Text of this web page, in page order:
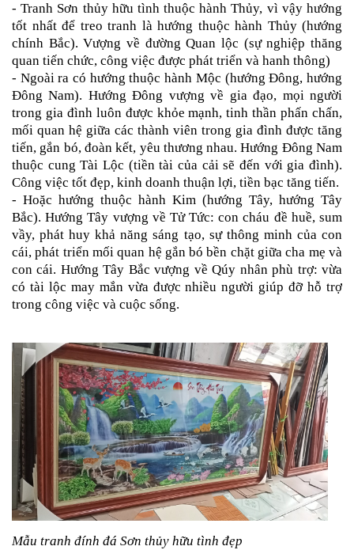
-Tranh Sơn thủy hữu tìnhthuộc hành Thủy, vì vậy hướng
tốt nhất để treo tranh là hướng thuộc hành Thủy (hướng
chính Bắc). Vượng về đường Quan lộc (sự nghiệp thăng
quan tiến chức, công việc được phát triển và hanh thông)
- Ngoài ra có hướng thuộc hành Mộc (hướng Đông, hướng
Đông Nam). Hướng Đông vượng về gia đạo, mọi người
trong gia đình luôn được khỏe mạnh, tinh thần phấn chấn,
mối quan hệ giữa các thành viên trong gia đình được tăng
tiến, gắn bó, đoàn kết, yêu thương nhau. Hướng Đông Nam
thuộc cung Tài Lộc (tiền tài của cải sẽ đến với gia đình).
Công việc tốt đẹp, kinh doanh thuận lợi, tiền bạc tăng tiến.
- Hoặc hướng thuộc hành Kim (hướng Tây, hướng Tây
Bắc). Hướng Tây vượng về Tử Tức: con cháu đề huề, sum
vầy, phát huy khả năng sáng tạo, sự thông minh của con
cái, phát triển mối quan hệ gắn bó bền chặt giữa cha mẹ và
con cái. Hướng Tây Bắc vượng về Qúy nhân phù trợ: vừa
có tài lộc may mắn vừa được nhiều người giúp đỡ hỗ trợ
trong công việc và cuộc sống.
Mẫu tranh đính đá Sơn thủy hữu tình đẹp